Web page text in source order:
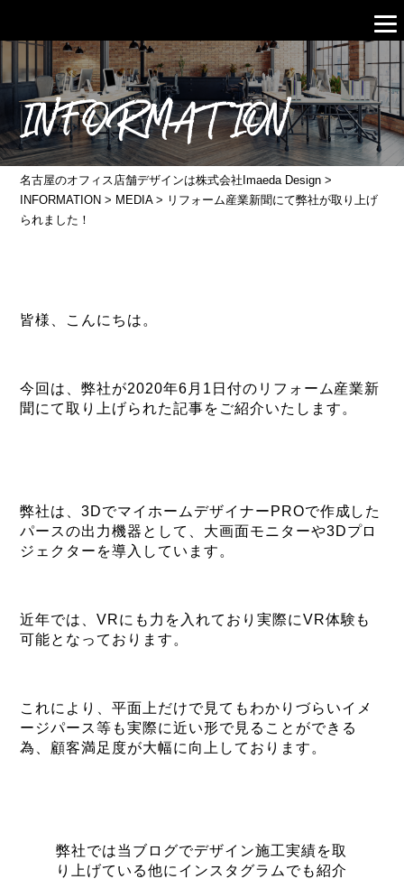
INFORMATION
名古屋のオフィス店舗デザインは株式会社Imaeda Design >
INFORMATION > MEDIA> リフォーム産業新聞にて弊社が取り上げ
られました！
皆様、こんにちは。
今回は、弊社が2020年6月1日付のリフォーム産業新
聞にて取り上げられた記事をご紹介いたします。
弊社は、3DでマイホームデザイナーPROで作成した
パースの出力機器として、大画面モニターや3Dプロ
ジェクターを導入しています。
近年では、VRにも力を入れており実際にVR体験も
可能となっております。
これにより、平面上だけで見てもわかりづらいイメ
ージパース等も実際に近い形で見ることができる
為、顧客満足度が大幅に向上しております。
弊社では当ブログでデザイン施工実績を取
り上げている他にインスタグラムでも紹介